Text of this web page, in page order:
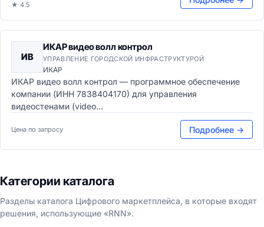
★ 4.5
ИВ
ИКАР видео волл контрол
УПРАВЛЕНИЕ ГОРОДСКОЙ ИНФРАСТРУКТУРОЙ
ИКАР
ИКАР видео волл контрол — программное обеспечение
компании (ИНН 7838404170) для управления
видеостенами (video...
Цена по запросу Подробнее →
Категории каталога
Разделы каталога Цифрового маркетплейса, в которые входят
решения, использующие «RNN».